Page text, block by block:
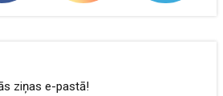
ziņas e-pastā!